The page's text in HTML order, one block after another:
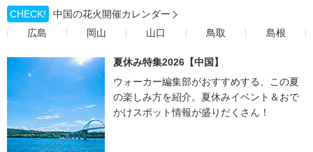
CHECK!
中国の花火開催カレンダー
広島
岡山 山口 鳥取 島根
夏休み特集2026【中国】
ウォーカー編集部がおすすめする、この夏
の楽しみ方を紹介。夏休みイベント＆おで
かけスポット情報が盛りだくさん！